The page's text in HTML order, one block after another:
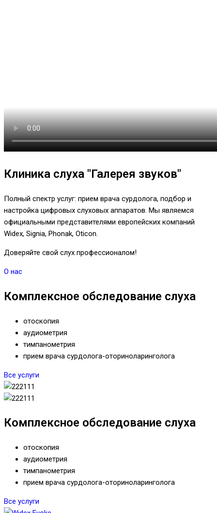
Клиника слуха "Галерея звуков"
Полный спектр услуг: прием врача сурдолога, подбор и
настройка цифровых слуховых аппаратов. Мы являемся
официальными представителями европейских компаний
Widex, Signia, Phonak, Oticon.
Доверяйте свой слух профессионалом!
О нас
Комплексное обследование слуха
отоскопия
аудиометрия
тимпанометрия
прием врача сурдолога-оториноларинголога
Все услуги
Комплексное обследование слуха
отоскопия
аудиометрия
тимпанометрия
прием врача сурдолога-оториноларинголога
Все услуги